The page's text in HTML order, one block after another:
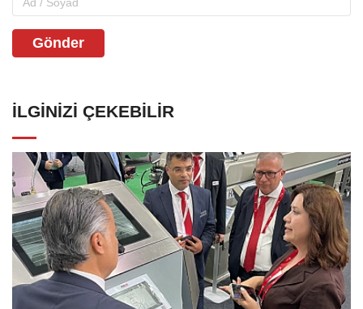
Gönder
İLGINIZI ÇEKEBILIR